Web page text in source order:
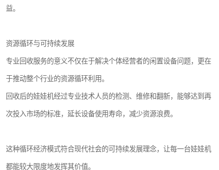
益。
资源循环与可持续发展
专业回收服务的意义不仅在于解决个体经营者的闲置设备问题，更在
于推动整个行业的资源循环利用。
回收后的娃娃机经过专业技术人员的检测、维修和翻新，能够达到再
次投入市场的标准，延长设备使用寿命，减少资源浪费。
这种循环经济模式符合现代社会的可持续发展理念，让每一台娃娃机
都能较大限度地发挥其价值。